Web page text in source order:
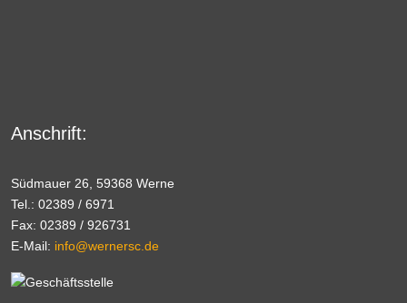
Anschrift:
Südmauer 26, 59368 Werne
Tel.: 02389 / 6971
Fax: 02389 / 926731
E-Mail: info@wernersc.de